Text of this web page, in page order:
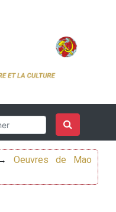
Oeuvres de Mao